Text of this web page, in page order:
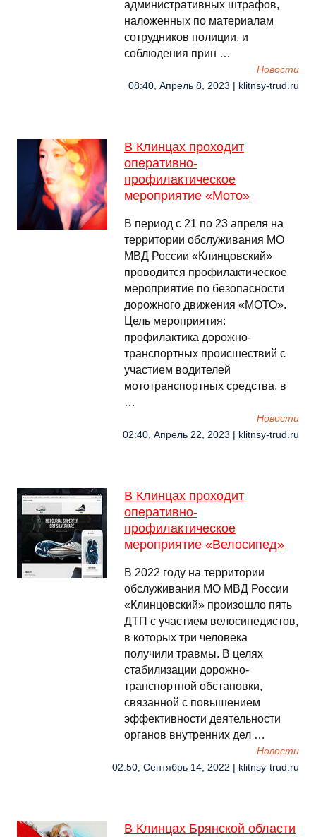
административных штрафов,
наложенных по материалам
сотрудников полиции, и
соблюдения прин …
Новости
08:40, Апрель 8, 2023 | klitnsy-trud.ru
В Клинцах проходит
оперативно-
профилактическое
мероприятие «Мото»
В период с 21 по 23 апреля на
территории обслуживания МО
МВД России «Клинцовский»
проводится профилактическое
мероприятие по безопасности
дорожного движения «МОТО».
Цель мероприятия:
профилактика дорожно-
транспортных происшествий с
участием водителей
мототранспортных средства, в
…
Новости
02:40, Апрель 22, 2023 | klitnsy-trud.ru
В Клинцах проходит
оперативно-
профилактическое
мероприятие «Велосипед»
В 2022 году на территории
обслуживания МО МВД России
«Клинцовский» произошло пять
ДТП с участием велосипедистов,
в которых три человека
получили травмы. В целях
стабилизации дорожно-
транспортной обстановки,
связанной с повышением
эффективности деятельности
органов внутренних дел …
Новости
02:50, Сентябрь 14, 2022 | klitnsy-trud.ru
В Клинцах Брянской области